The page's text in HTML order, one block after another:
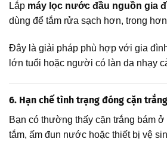
Lắp máy lọc nước đầu nguồn gia
dùng để tắm rửa sạch hơn, trong
Đây là giải pháp phù hợp với gia
lớn tuổi hoặc người có làn da nhạy
6. Hạn chế tình trạng đóng cặn trắng
Bạn có thường thấy cặn trắng bám
tắm, ấm đun nước hoặc thiết bị vệ